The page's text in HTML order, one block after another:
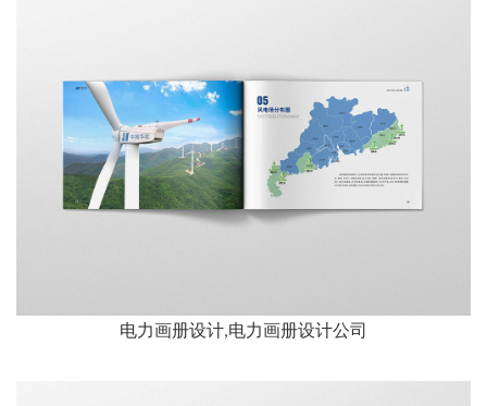
电力画册设计,电力画册设计公司